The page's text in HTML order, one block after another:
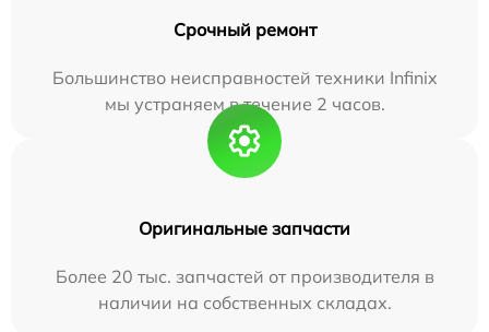
Срочный ремонт
Большинство неисправностей техники Infinix
мы устраняем в течение 2 часов.
Оригинальные запчасти
Более 20 тыс. запчастей от производителя в
наличии на собственных складах.